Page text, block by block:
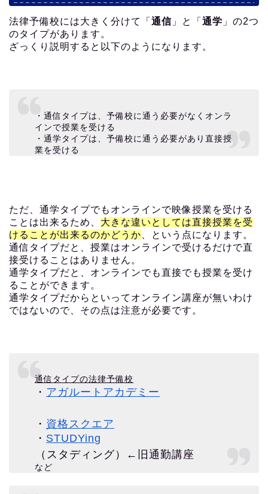
法律予備校には大きく分けて「 通信 」と「 通学 」の2つ
のタイプがあります。
ざっくり説明すると以下のようになります。
・通信タイプは、予備校に通う必要がなくオンラ
インで授業を受ける
・通学タイプは、予備校に通う必要があり直接授
業を受ける
ただ、通学タイプでもオンラインで映像授業を受ける
ことは出来るため、 大きな違いとしては直接授業を受
けることが出来るのかどうか 、という点になります。
通信タイプだと、授業はオンラインで受けるだけで直
接受けることはありません。
通学タイプだと、オンラインでも直接でも授業を受け
ることができます。
通学タイプだからといってオンライン講座が無いわけ
ではないので、その点は注意が必要です。
通信タイプの法律予備校
・ アガルートアカデミー
・ 資格スクエア
・ STUDYing
（スタディング）←旧通勤講座
など